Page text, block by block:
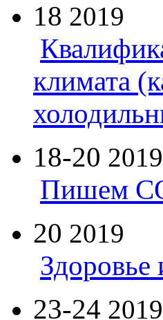
18 2019
климата
18-20 2019
Пишем
20 2019
Здоровье
23-24 2019